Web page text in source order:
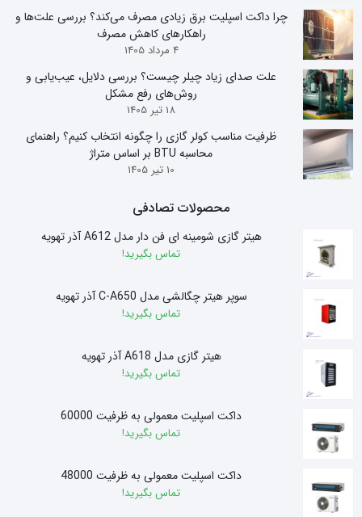
چرا داکت اسپلیت برق زیادی مصرف می‌کند؟ بررسی علت‌ها و
راهکارهای کاهش مصرف
4 مرداد 1405
علت صدای زیاد چیلر چیست؟ بررسی دلایل، عیب‌یابی و
روش‌های رفع مشکل
18 تیر 1405
ظرفیت مناسب کولر گازی را چگونه انتخاب کنیم؟ راهنمای
محاسبه BTU بر اساس متراژ
10 تیر 1405
محصولات تصادفی
هیتر گازی شومینه ای فن دار مدل A612 آذر تهویه
تماس بگیرید!
سوپر هیتر چگالشی مدل C-A650 آذر تهویه
تماس بگیرید!
هیتر گازی مدل A618 آذر تهویه
تماس بگیرید!
داکت اسپلیت معمولی به ظرفیت 60000
تماس بگیرید!
داکت اسپلیت معمولی به ظرفیت 48000
تماس بگیرید!